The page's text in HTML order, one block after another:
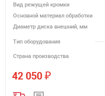
Вид режущей кромки
Основной материал обработки
Диаметр диска внешний, мм
Тип оборудования
Страна производства
42 050 ₽